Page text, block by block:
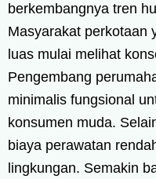
berkembangnya tren
Masyarakat perkotaan
luas mulai melihat
Pengembang
minimalis fungsional
konsumen muda.
biaya perawatan
lingkungan. Semakin